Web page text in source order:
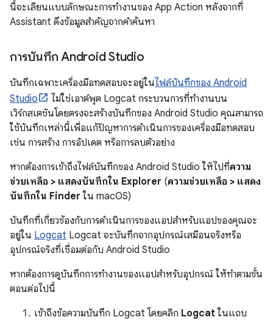
นี้จะเลียนแบบลักษณะการทำงานของ App Action หลังจากที่
Assistant ดึงข้อมูลสำคัญจากคำค้นหา
การบันทึก Android Studio
บันทึกเฉพาะเครื่องมือทดสอบจะอยู่ในไฟล์บันทึกของ Android
Studio
ไม่ใช่เอาต์พุต Logcat กระบวนการที่ทำงานบน
เวิร์กสเตชันโดยตรงจะสร้างบันทึกของ Android Studio คุณสามารถ
ใช้บันทึกเหล่านี้เพื่อแก้ปัญหาการดำเนินการของเครื่องมือทดสอบ
เช่น การสร้าง การอัปเดต หรือการลบตัวอย่าง
หากต้องการเข้าถึงไฟล์บันทึกของ Android Studio ให้ไปที่ความ
ช่วยเหลือ > แสดงบันทึกใน Explorer (ความช่วยเหลือ > แสดง
บันทึกใน Finder ใน macOS)
บันทึกที่เกี่ยวข้องกับการดำเนินการของแอปสำหรับแอปของคุณจะ
อยู่ใน Logcat Logcat จะบันทึกจากอุปกรณ์เสมือนจริงหรือ
อุปกรณ์จริงที่เชื่อมต่อกับ Android Studio
หากต้องการดูบันทึกการทำงานของแอปสำหรับอุปกรณ์ ให้ทำตามขั้น
ตอนต่อไปนี้
เข้าถึงข้อความบันทึก Logcat โดยคลิก Logcat ในแถบ